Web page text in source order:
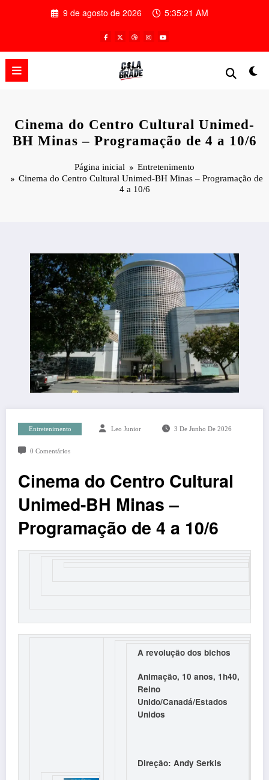
9 de agosto de 2026 5:35:22 AM
Cinema do Centro Cultural Unimed-
BH Minas – Programação de 4 a 10/6
Página inicial
Entretenimento
Cinema do Centro Cultural Unimed-BH Minas – Programação de
4 a 10/6
Entretenimento Leo Junior 3 De Junho De 2026
0 Comentários
Cinema do Centro Cultural
Unimed-BH Minas –
Programação de 4 a 10/6
A revolução dos bichos
Animação, 10 anos, 1h40,
Reino
Unido/Canadá/Estados
Unidos
Direção: Andy Serkis